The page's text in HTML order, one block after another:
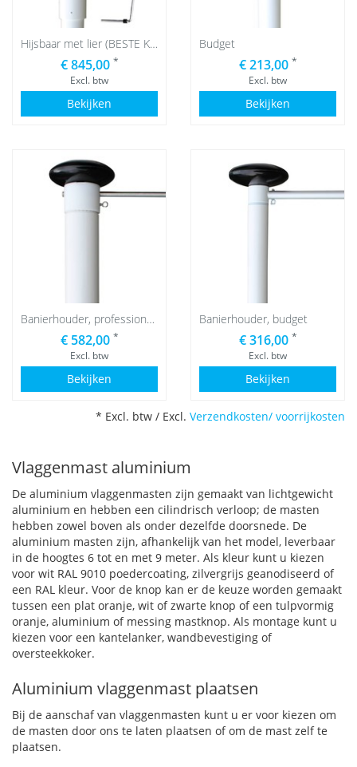
Hijsbaar met lier (BESTE KEUS)
€ 845,00 *
Excl. btw
Bekijken
Budget
€ 213,00 *
Excl. btw
Bekijken
Banierhouder, professioneel
€ 582,00 *
Excl. btw
Bekijken
Banierhouder, budget
€ 316,00 *
Excl. btw
Bekijken
* Excl. btw / Excl. Verzendkosten/ voorrijkosten
Vlaggenmast aluminium
De aluminium vlaggenmasten zijn gemaakt van lichtgewicht
aluminium en hebben een cilindrisch verloop; de masten
hebben zowel boven als onder dezelfde doorsnede. De
aluminium masten zijn, afhankelijk van het model, leverbaar
in de hoogtes 6 tot en met 9 meter. Als kleur kunt u kiezen
voor wit RAL 9010 poedercoating, zilvergrijs geanodiseerd of
een RAL kleur. Voor de knop kan er de keuze worden gemaakt
tussen een plat oranje, wit of zwarte knop of een tulpvormig
oranje, aluminium of messing mastknop. Als montage kunt u
kiezen voor een kantelanker, wandbevestiging of
oversteekkoker.
Aluminium vlaggenmast plaatsen
Bij de aanschaf van vlaggenmasten kunt u er voor kiezen om
de masten door ons te laten plaatsen of om de mast zelf te
plaatsen.